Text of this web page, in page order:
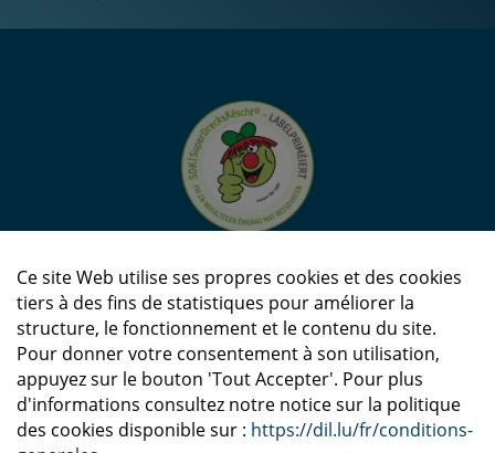
Ce site Web utilise ses propres cookies et des cookies
tiers à des fins de statistiques pour améliorer la
structure, le fonctionnement et le contenu du site.
Pour donner votre consentement à son utilisation,
appuyez sur le bouton 'Tout Accepter'. Pour plus
d'informations consultez notre notice sur la politique
des cookies disponible sur : https://dil.lu/fr/conditions-